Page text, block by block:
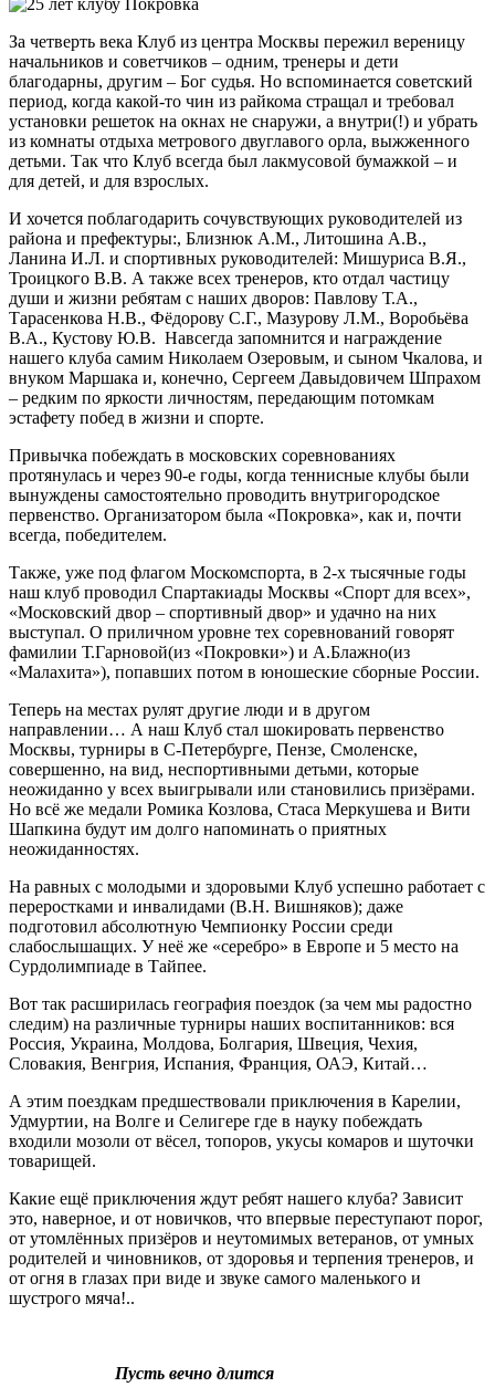
За четверть века Клуб из центра Москвы пережил вереницу
начальников и советчиков – одним, тренеры и дети
благодарны, другим – Бог судья. Но вспоминается советский
период, когда какой-то чин из райкома стращал и требовал
установки решеток на окнах не снаружи, а внутри(!) и убрать
из комнаты отдыха метрового двуглавого орла, выжженного
детьми. Так что Клуб всегда был лакмусовой бумажкой – и
для детей, и для взрослых.
И хочется поблагодарить сочувствующих руководителей из
района и префектуры:, Близнюк А.М., Литошина А.В.,
Ланина И.Л. и спортивных руководителей: Мишуриса В.Я.,
Троицкого В.В. А также всех тренеров, кто отдал частицу
души и жизни ребятам с наших дворов: Павлову Т.А.,
Тарасенкова Н.В., Фёдорову С.Г., Мазурову Л.М., Воробьёва
В.А., Кустову Ю.В. Навсегда запомнится и награждение
нашего клуба самим Николаем Озеровым, и сыном Чкалова, и
внуком Маршака и, конечно, Сергеем Давыдовичем Шпрахом
– редким по яркости личностям, передающим потомкам
эстафету побед в жизни и спорте.
Привычка побеждать в московских соревнованиях
протянулась и через 90-е годы, когда теннисные клубы были
вынуждены самостоятельно проводить внутригородское
первенство. Организатором была «Покровка», как и, почти
всегда, победителем.
Также, уже под флагом Москомспорта, в 2-х тысячные годы
наш клуб проводил Спартакиады Москвы «Спорт для всех»,
«Московский двор – спортивный двор» и удачно на них
выступал. О приличном уровне тех соревнований говорят
фамилии Т.Гарновой(из «Покровки») и А.Блажно(из
«Малахита»), попавших потом в юношеские сборные России.
Теперь на местах рулят другие люди и в другом
направлении… А наш Клуб стал шокировать первенство
Москвы, турниры в С-Петербурге, Пензе, Смоленске,
совершенно, на вид, неспортивными детьми, которые
неожиданно у всех выигрывали или становились призёрами.
Но всё же медали Ромика Козлова, Стаса Меркушева и Вити
Шапкина будут им долго напоминать о приятных
неожиданностях.
На равных с молодыми и здоровыми Клуб успешно работает с
переростками и инвалидами (В.Н. Вишняков); даже
подготовил абсолютную Чемпионку России среди
слабослышащих. У неё же «серебро» в Европе и 5 место на
Сурдолимпиаде в Тайпее.
Вот так расширилась география поездок (за чем мы радостно
следим) на различные турниры наших воспитанников: вся
Россия, Украина, Молдова, Болгария, Швеция, Чехия,
Словакия, Венгрия, Испания, Франция, ОАЭ, Китай…
А этим поездкам предшествовали приключения в Карелии,
Удмуртии, на Волге и Селигере где в науку побеждать
входили мозоли от вёсел, топоров, укусы комаров и шуточки
товарищей.
Какие ещё приключения ждут ребят нашего клуба? Зависит
это, наверное, и от новичков, что впервые переступают порог,
от утомлённых призёров и неутомимых ветеранов, от умных
родителей и чиновников, от здоровья и терпения тренеров, и
от огня в глазах при виде и звуке самого маленького и
шустрого мяча!..
Пусть вечно длится